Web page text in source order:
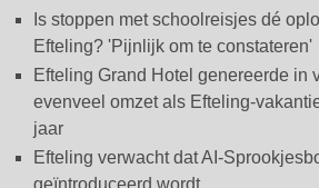
Is stoppen met schoolreisjes dé
Efteling? 'Pijnlijk om te constateren'
Efteling Grand Hotel genereerde in
evenveel omzet als Efteling-
jaar
Efteling verwacht dat AI-
geïntroduceerd wordt